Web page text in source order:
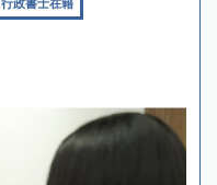
行政書士在籍